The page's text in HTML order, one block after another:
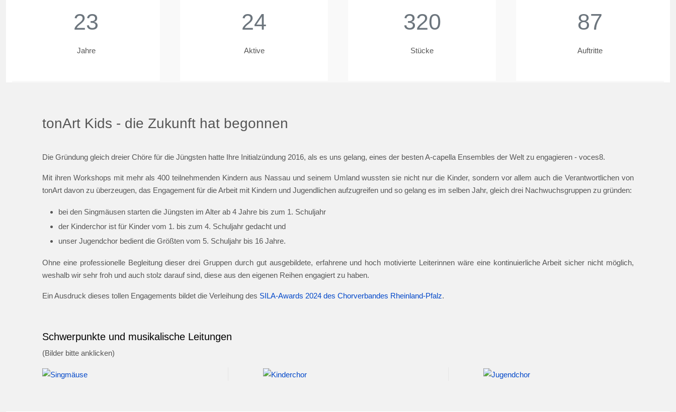
23
Jahre
24
Aktive
320
Stücke
87
Auftritte
tonArt Kids - die Zukunft hat begonnen
Die Gründung gleich dreier Chöre für die Jüngsten hatte Ihre Initialzündung 2016, als es uns gelang, eines der besten A-capella Ensembles der Welt zu engagieren - voces8.
Mit ihren Workshops mit mehr als 400 teilnehmenden Kindern aus Nassau und seinem Umland wussten sie nicht nur die Kinder, sondern vor allem auch die Verantwortlichen von
tonArt davon zu überzeugen, das Engagement für die Arbeit mit Kindern und Jugendlichen aufzugreifen und so gelang es im selben Jahr, gleich drei Nachwuchsgruppen zu gründen:
bei den Singmäusen starten die Jüngsten im Alter ab 4 Jahre bis zum 1. Schuljahr
der Kinderchor ist für Kinder vom 1. bis zum 4. Schuljahr gedacht und
unser Jugendchor bedient die Größten vom 5. Schuljahr bis 16 Jahre.
Ohne eine professionelle Begleitung dieser drei Gruppen durch gut ausgebildete, erfahrene und hoch motivierte Leiterinnen wäre eine kontinuierliche Arbeit sicher nicht möglich,
weshalb wir sehr froh und auch stolz darauf sind, diese aus den eigenen Reihen engagiert zu haben.
Ein Ausdruck dieses tollen Engagements bildet die Verleihung des SILA-Awards 2024 des Chorverbandes Rheinland-Pfalz.
Schwerpunkte und musikalische Leitungen
(Bilder bitte anklicken)